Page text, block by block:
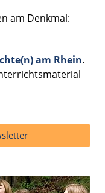
am Denkmal:
am Rhein.